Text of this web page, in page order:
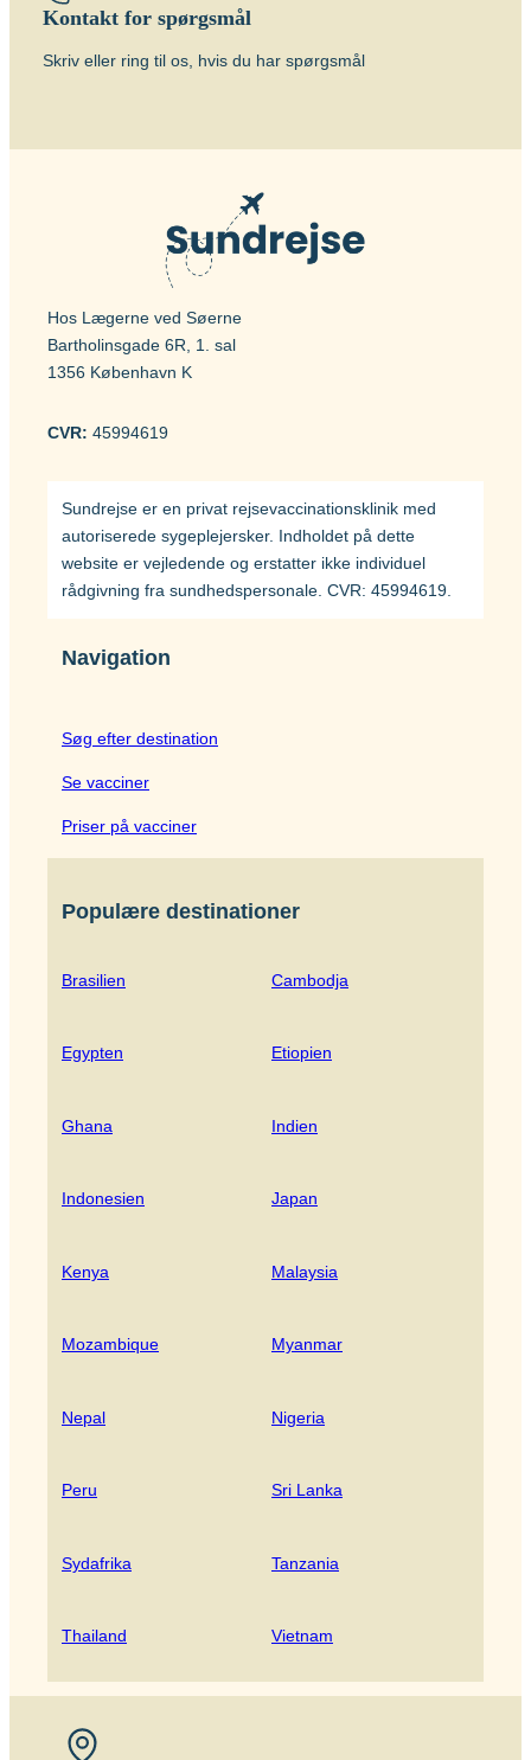
Der gives én dosis intrakutant (i
ikke.
Vaccinen beskytter bedst hos børn mod
de alvorlige former for TB (milliær TB og
TB-meningitis) og effekten hos voksne er
tvivlsom og bør primært overvejes, hvis
der er stor risiko for at blive smittet med
de særlige resistente former for TB.
Tuberkulose
BCG vaccine (BCG Vaccine “AJ
Vaccines”)
Kontakt for spørgsmål
Skriv eller ring til os, hvis du har spørgsmål
Hos Lægerne ved Søerne
Bartholinsgade 6R, 1. sal
1356 København K
CVR: 45994619
Sundrejse er en privat rejsevaccinationsklinik med
autoriserede sygeplejersker. Indholdet på dette
website er vejledende og erstatter ikke individuel
rådgivning fra sundhedspersonale. CVR: 45994619.
Navigation
Søg efter destination
Se vacciner
Priser på vacciner
Populære destinationer
Brasilien Cambodja
Egypten Etiopien
Ghana Indien
Indonesien Japan
Kenya Malaysia
Mozambique Myanmar
Nepal Nigeria
Peru Sri Lanka
Sydafrika Tanzania
Thailand Vietnam